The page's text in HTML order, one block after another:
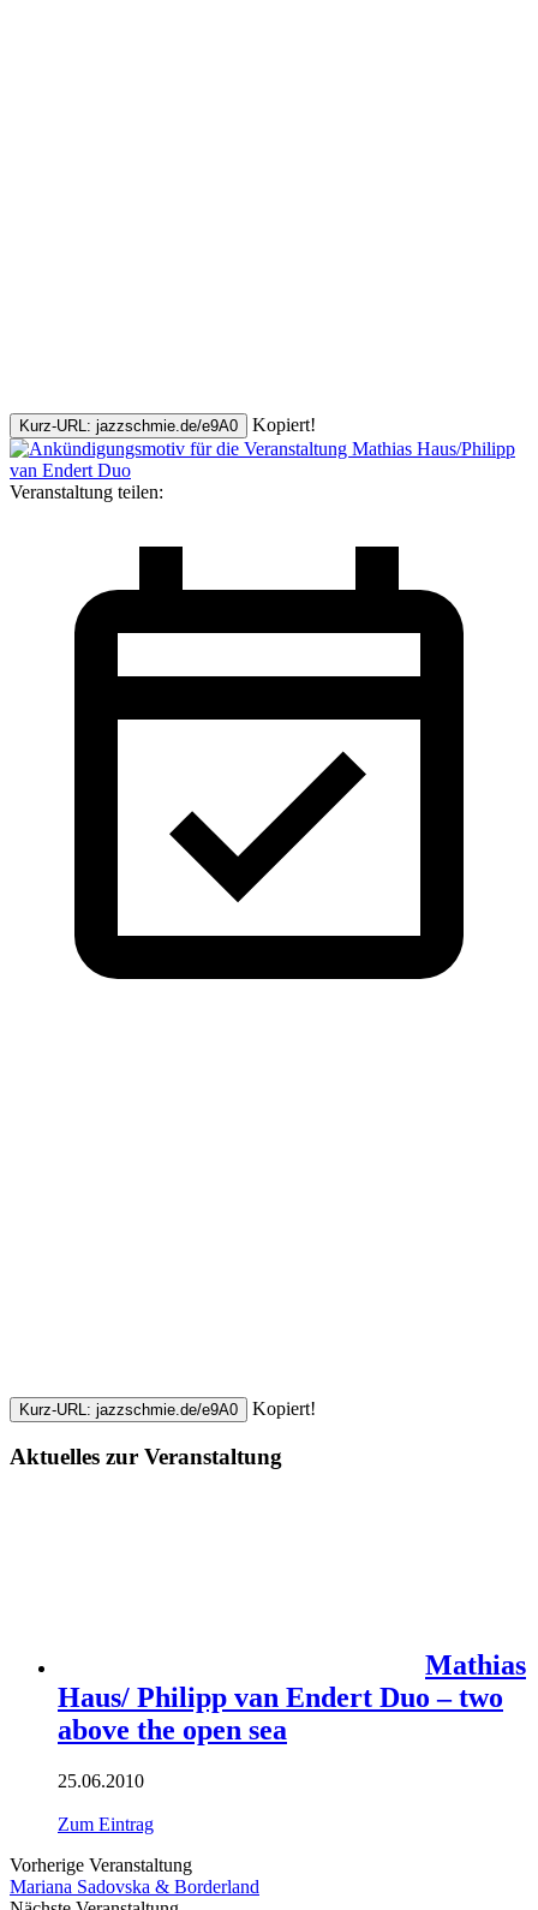
Kurz-URL: jazzschmie.de/e9A0 Kopiert!
Veranstaltung teilen:
Kurz-URL: jazzschmie.de/e9A0 Kopiert!
Aktuelles zur Veranstaltung
Mathias
Haus/ Philipp van Endert Duo – two
above the open sea
25.06.2010
Zum Eintrag
Vorherige Veranstaltung
Mariana Sadovska & Borderland